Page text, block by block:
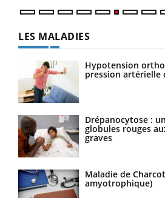
LES MALADIES
Hypotension
pression artérielle
Drépanocytose :
globules rouges
graves
Maladie de
amyotrophique)